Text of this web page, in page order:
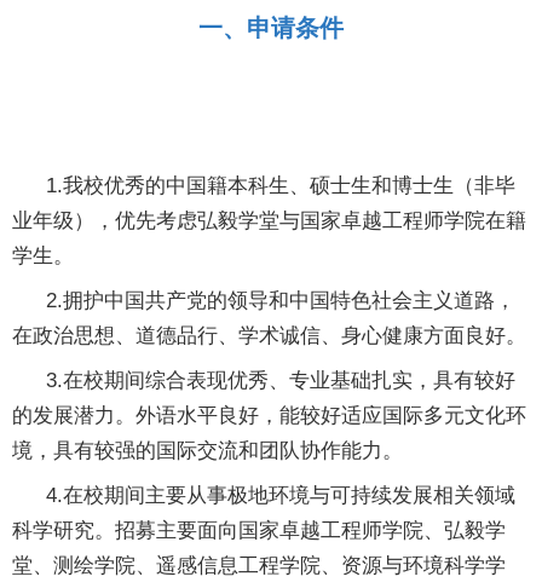
一、申请条件
1.我校优秀的中国籍本科生、硕士生和博士生（非毕
业年级），优先考虑弘毅学堂与国家卓越工程师学院在籍
学生。
2.拥护中国共产党的领导和中国特色社会主义道路，
在政治思想、道德品行、学术诚信、身心健康方面良好。
3.在校期间综合表现优秀、专业基础扎实，具有较好
的发展潜力。外语水平良好，能较好适应国际多元文化环
境，具有较强的国际交流和团队协作能力。
4.在校期间主要从事极地环境与可持续发展相关领域
科学研究。招募主要面向国家卓越工程师学院、弘毅学
堂、测绘学院、遥感信息工程学院、资源与环境科学学